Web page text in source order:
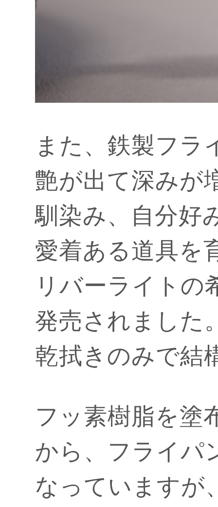
また、鉄製フラ
艶が出て深みが
馴染み、自分好
愛着ある道具を
リバーライトの
発売されました
乾拭きのみで結
フッ素樹脂を塗
から、フライパ
なっていますが